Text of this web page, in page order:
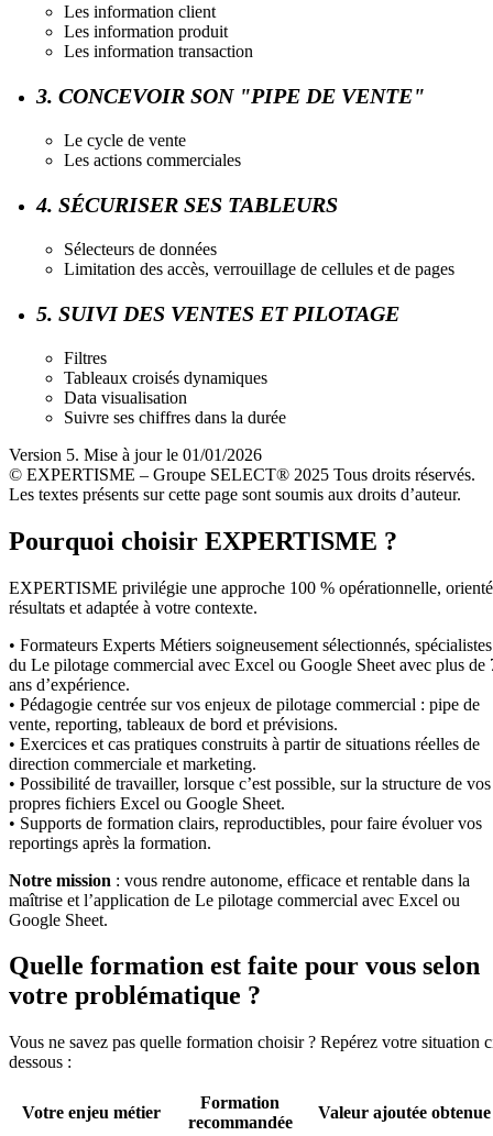
Les information client
Les information produit
Les information transaction
3. CONCEVOIR SON "PIPE DE VENTE"
Le cycle de vente
Les actions commerciales
4. SÉCURISER SES TABLEURS
Sélecteurs de données
Limitation des accès, verrouillage de cellules et de pages
5. SUIVI DES VENTES ET PILOTAGE
Filtres
Tableaux croisés dynamiques
Data visualisation
Suivre ses chiffres dans la durée
Version 5. Mise à jour le 01/01/2026
© EXPERTISME – Groupe SELECT® 2025 Tous droits réservés.
Les textes présents sur cette page sont soumis aux droits d’auteur.
Pourquoi choisir EXPERTISME ?
EXPERTISME privilégie une approche 100 % opérationnelle,
résultats et adaptée à votre contexte.
• Formateurs Experts Métiers soigneusement sélectionnés, spécialistes
du Le pilotage commercial avec Excel ou Google Sheet avec plus de
ans d’expérience.
• Pédagogie centrée sur vos enjeux de pilotage commercial : pipe de
vente, reporting, tableaux de bord et prévisions.
• Exercices et cas pratiques construits à partir de situations réelles de
direction commerciale et marketing.
• Possibilité de travailler, lorsque c’est possible, sur la structure de vos
propres fichiers Excel ou Google Sheet.
• Supports de formation clairs, reproductibles, pour faire évoluer vos
reportings après la formation.
Notre mission : vous rendre autonome, efficace et rentable dans la
maîtrise et l’application de Le pilotage commercial avec Excel ou
Google Sheet.
Quelle formation est faite pour vous selon
votre problématique ?
Vous ne savez pas quelle formation choisir ? Repérez votre situation
dessous :
Votre enjeu métier
Formation
recommandée
Valeur ajoutée obtenue